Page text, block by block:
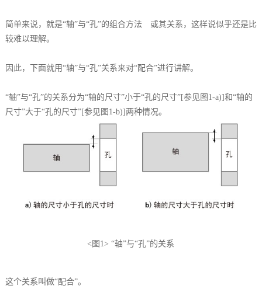
简单来说，就是“轴”与“孔”的组合方法 或其关系，这样说似乎还是比
较难以理解。
因此，下面就用“轴”与“孔”关系来对“配合”进行讲解。
“轴”与“孔”的关系分为“轴的尺寸”小于“孔的尺寸”[参见图1-a)]和“轴的
尺寸”大于“孔的尺寸”[参见图1-b)]两种情况。
<图1> “轴”与“孔”的关系
这个关系叫做“配合”。